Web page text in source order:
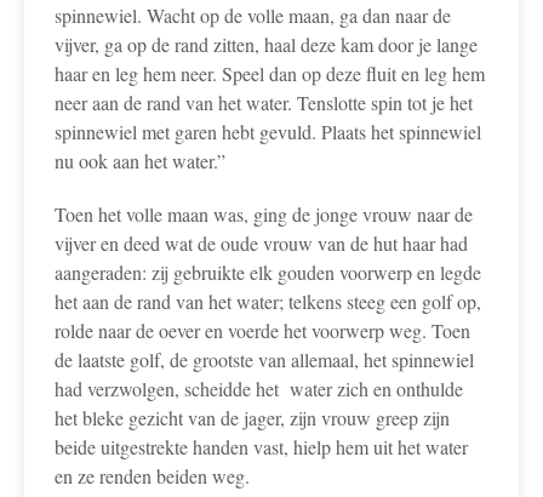
spinnewiel. Wacht op de volle maan, ga dan naar de
vijver, ga op de rand zitten, haal deze kam door je lange
haar en leg hem neer. Speel dan op deze fluit en leg hem
neer aan de rand van het water. Tenslotte spin tot je het
spinnewiel met garen hebt gevuld. Plaats het spinnewiel
nu ook aan het water.”
Toen het volle maan was, ging de jonge vrouw naar de
vijver en deed wat de oude vrouw van de hut haar had
aangeraden: zij gebruikte elk gouden voorwerp en legde
het aan de rand van het water; telkens steeg een golf op,
rolde naar de oever en voerde het voorwerp weg. Toen
de laatste golf, de grootste van allemaal, het spinnewiel
had verzwolgen, scheidde het water zich en onthulde
het bleke gezicht van de jager, zijn vrouw greep zijn
beide uitgestrekte handen vast, hielp hem uit het water
en ze renden beiden weg.